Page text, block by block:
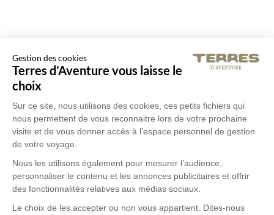
Gestion des cookies
Terres d’Aventure vous laisse le
choix
Sur ce site, nous utilisons des cookies, ces petits fichiers qui
nous permettent de vous reconnaitre lors de votre prochaine
visite et de vous donner accès à l’espace personnel de gestion
de votre voyage.
Nous les utilisons également pour mesurer l’audience,
personnaliser le contenu et les annonces publicitaires et offrir
des fonctionnalités relatives aux médias sociaux.
Le choix de les accepter ou non vous appartient. Dites-nous